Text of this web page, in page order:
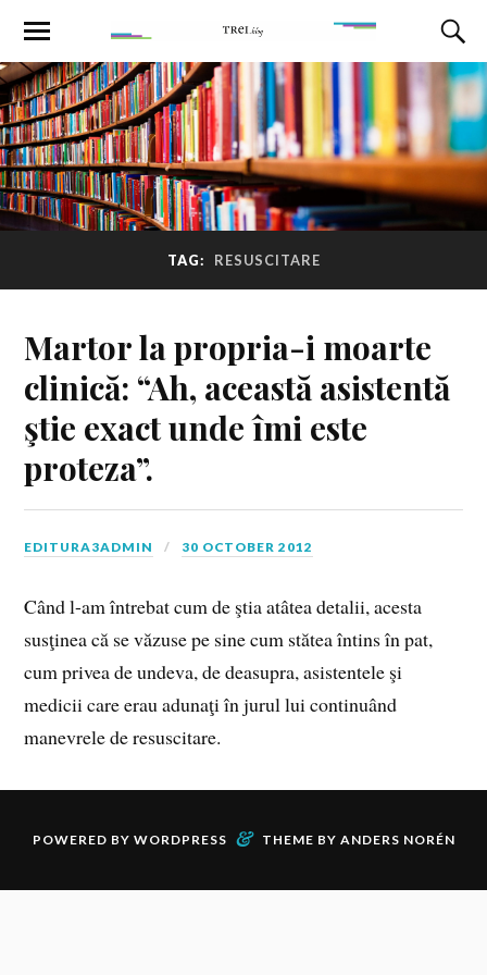
TAG: RESUSCITARE
Martor la propria-i moarte
clinică: “Ah, această asistentă
ştie exact unde îmi este
proteza”.
EDITURA3ADMIN 30 OCTOBER 2012
Când l-am întrebat cum de ştia atâtea detalii, acesta
susţinea că se văzuse pe sine cum stătea întins în pat,
cum privea de undeva, de deasupra, asistentele şi
medicii care erau adunaţi în jurul lui continuând
manevrele de resuscitare.
POWERED BY WORDPRESS & THEME BY ANDERS NORÉN